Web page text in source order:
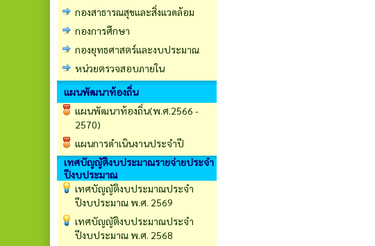
กองสาธารณสุขและสิ่งแวดล้อม
กองการศึกษา
กองยุทธศาสตร์และงบประมาณ
หน่วยตรวจสอบภายใน
แผนพัฒนาท้องถิ่น
แผนพัฒนาท้องถิ่น(พ.ศ.2566 -
2570)
แผนการดำเนินงานประจำปี
เทศบัญญัติงบประมาณรายจ่ายประจำ
ปีงบประมาณ
เทศบัญญัติงบประมาณประจำ
ปีงบประมาณ พ.ศ. 2569
เทศบัญญัติงบประมาณประจำ
ปีงบประมาณ พ.ศ. 2568